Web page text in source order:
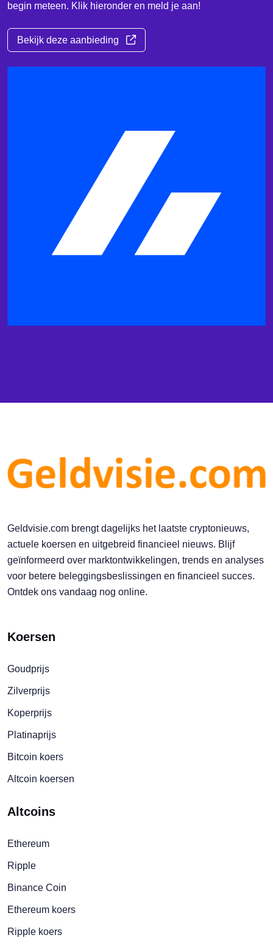
begin meteen. Klik hieronder en meld je aan!
Bekijk deze aanbieding
Geldvisie.com brengt dagelijks het laatste cryptonieuws,
actuele koersen en uitgebreid financieel nieuws. Blijf
geïnformeerd over marktontwikkelingen, trends en analyses
voor betere beleggingsbeslissingen en financieel succes.
Ontdek ons vandaag nog online.
Koersen
Goudprijs
Zilverprijs
Koperprijs
Platinaprijs
Bitcoin koers
Altcoin koersen
Altcoins
Ethereum
Ripple
Binance Coin
Ethereum koers
Ripple koers